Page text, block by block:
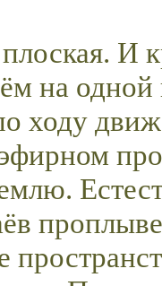
И
на одной
ходу